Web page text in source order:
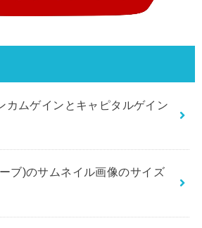
カムゲインとキャピタルゲイン
ブ)のサムネイル画像のサイズ